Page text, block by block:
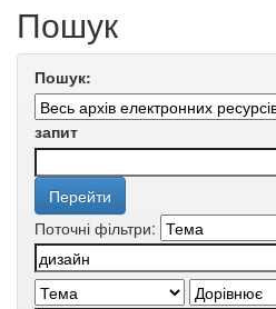
Пошук
Пошук:
запит
Поточні фільтри: